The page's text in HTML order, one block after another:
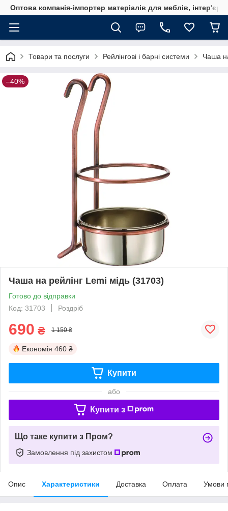
Оптова компанія-імпортер матеріалів для меблів, інтер'єру
Товари та послуги Рейлінгові і барні системи Чаша
–40%
Чаша на рейлінг Lemi мідь (31703)
Готово до відправки
Код: 31703
Роздріб
690 ₴ 1 150 ₴
Економія 460 ₴
Купити
або
Купити з
Що таке купити з Пром?
Замовлення під захистом
Опис Характеристики Доставка Оплата Умови